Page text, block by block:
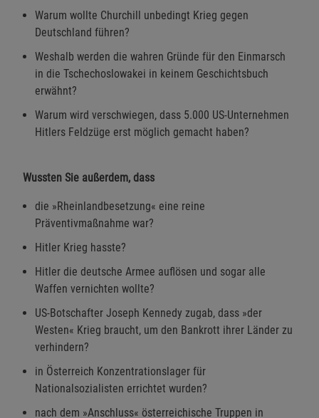
Warum wollte Churchill unbedingt Krieg gegen
Deutschland führen?
Weshalb werden die wahren Gründe für den Einmarsch
in die Tschechoslowakei in keinem Geschichtsbuch
erwähnt?
Warum wird verschwiegen, dass 5.000 US-Unternehmen
Hitlers Feldzüge erst möglich gemacht haben?
Wussten Sie außerdem, dass
die »Rheinlandbesetzung« eine reine
Präventivmaßnahme war?
Hitler Krieg hasste?
Hitler die deutsche Armee auflösen und sogar alle
Waffen vernichten wollte?
US-Botschafter Joseph Kennedy zugab, dass »der
Westen« Krieg braucht, um den Bankrott ihrer Länder zu
verhindern?
in Österreich Konzentrationslager für
Nationalsozialisten errichtet wurden?
nach dem »Anschluss« österreichische Truppen in